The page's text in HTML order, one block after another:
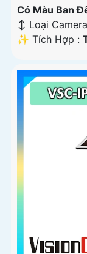
Có Màu Ban
↕️ Loại Camera
️✨ Tích Hợp :